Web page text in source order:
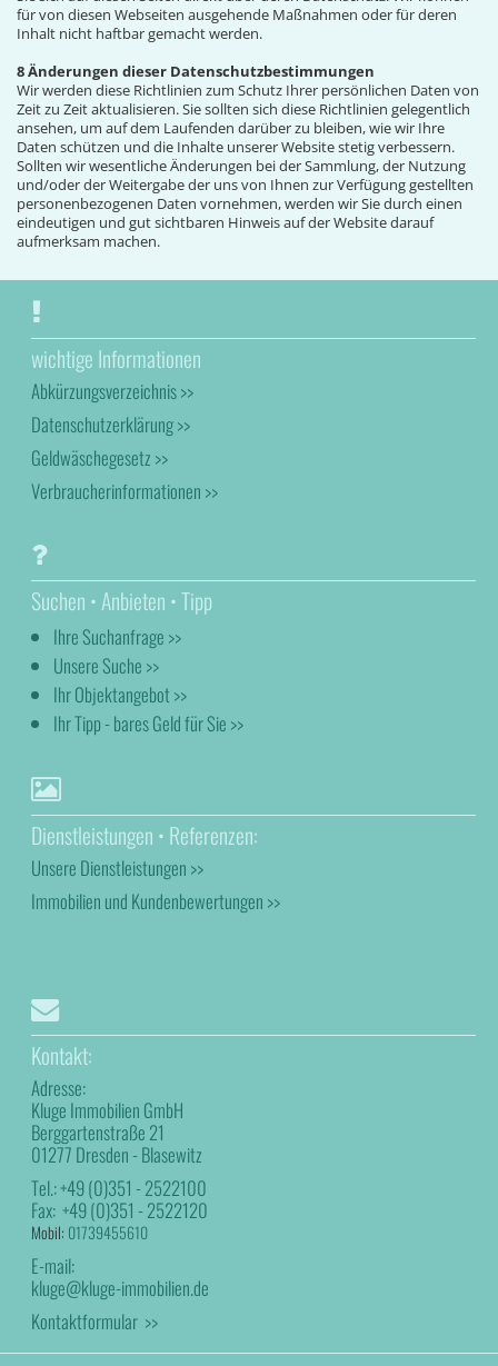
für von diesen Webseiten ausgehende Maßnahmen oder für deren
Inhalt nicht haftbar gemacht werden.
8 Änderungen dieser Datenschutzbestimmungen
Wir werden diese Richtlinien zum Schutz Ihrer persönlichen Daten von
Zeit zu Zeit aktualisieren. Sie sollten sich diese Richtlinien gelegentlich
ansehen, um auf dem Laufenden darüber zu bleiben, wie wir Ihre
Daten schützen und die Inhalte unserer Website stetig verbessern.
Sollten wir wesentliche Änderungen bei der Sammlung, der Nutzung
und/oder der Weitergabe der uns von Ihnen zur Verfügung gestellten
personenbezogenen Daten vornehmen, werden wir Sie durch einen
eindeutigen und gut sichtbaren Hinweis auf der Website darauf
aufmerksam machen.
wichtige Informationen
Abkürzungsverzeichnis >>
Datenschutzerklärung >>
Geldwäschegesetz >>
Verbraucherinformationen >>
Suchen • Anbieten • Tipp
Ihre Suchanfrage >>
Unsere Suche >>
Ihr Objektangebot >>
Ihr Tipp - bares Geld für Sie >>
Dienstleistungen • Referenzen:
Unsere Dienstleistungen >>
Immobilien und Kundenbewertungen >>
Kontakt:
Adresse:
Kluge Immobilien GmbH
Berggartenstraße 21
01277 Dresden - Blasewitz
Tel.:+49 (0)351 - 2522100
Fax:+49 (0)351 - 2522120
Mobil: 01739455610
E-mail:
kluge@kluge-immobilien.de
Kontaktformular >>